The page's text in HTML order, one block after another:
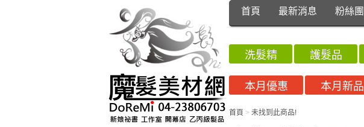
首頁 最新消息 粉絲團
洗髮精 護髮品
本月優惠
本月新品
首頁 > 未找到此商品!